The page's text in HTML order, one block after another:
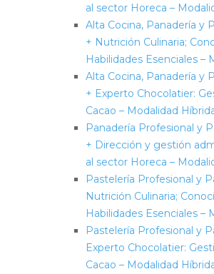
al sector Horeca –
Alta Cocina, Panadería y
+ Nutrición Culinaria;
Habilidades Esenciales –
Alta Cocina, Panadería y
+ Experto Chocolatier:
Cacao – Modalidad
Panadería Profesional y
+ Dirección y gestión
al sector Horeca –
Pastelería Profesional y
Nutrición Culinaria;
Habilidades Esenciales –
Pastelería Profesional y
Experto Chocolatier:
Cacao – Modalidad